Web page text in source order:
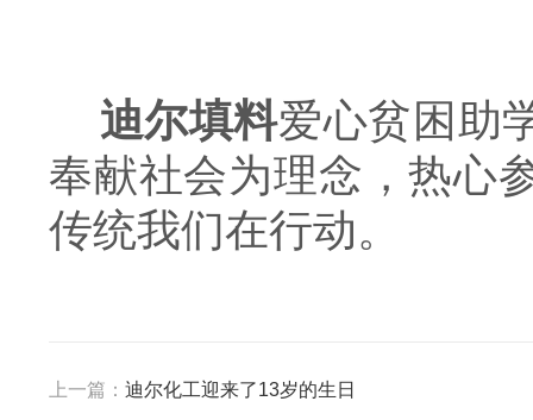
迪尔填料爱心贫困助
奉献社会为理念，热心
传统我们在行动。
上一篇： 迪尔化工迎来了13岁的生日